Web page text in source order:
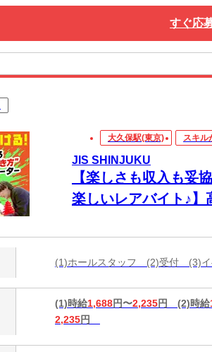
すぐ応
大久保駅(東京) スキル
JIS SHINJUKU
【楽しさも収入も妥
楽しいレアバイト♪
BARのオープニング
ド採用実施中
(1)ホールスタッフ (2)受付 (3)
(1)時給1,688円〜2,235円 (2)時給
2,235円